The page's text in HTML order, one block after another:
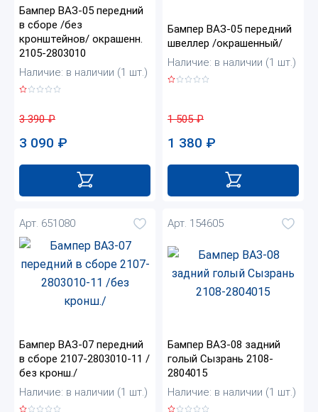
Бампер ВАЗ-05 передний
в сборе /без
кронштейнов/ окрашенн.
2105-2803010
Наличие: в наличии (1 шт.)
3 390₽
3 090 ₽
Бампер ВАЗ-05 передний
швеллер /окрашенный/
Наличие: в наличии (1 шт.)
1 505₽
1 380 ₽
Арт. 651080
Бампер ВАЗ-07 передний
в сборе 2107-2803010-11 /
без кронш./
Наличие: в наличии (1 шт.)
Арт. 154605
Бампер ВАЗ-08 задний
голый Сызрань 2108-
2804015
Наличие: в наличии (1 шт.)